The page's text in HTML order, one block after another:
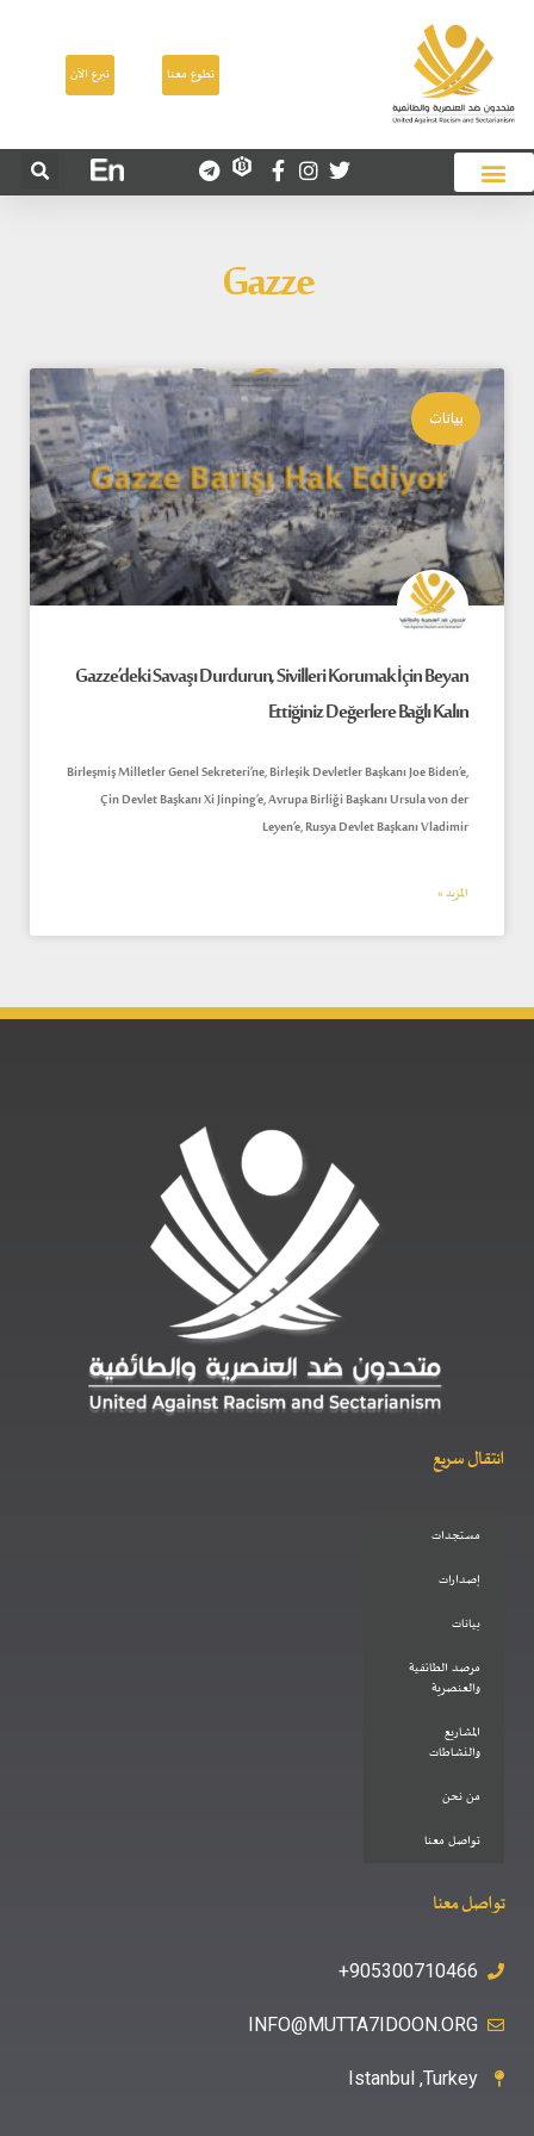
تطوع معنا تبرع الآن
Gazze
بيانات
Gazze’deki Savaşı Durdurun, Sivilleri Korumak İçin Beyan
Ettiğiniz Değerlere Bağlı Kalın
Birleşmiş Milletler Genel Sekreteri’ne, Birleşik Devletler Başkanı Joe Biden’e,
Çin Devlet Başkanı Xi Jinping’e, Avrupa Birliği Başkanı Ursula von der
Leyen’e, Rusya Devlet Başkanı Vladimir
المزيد »
انتقال سريع
مستجدات
إصدارات
بيانات
مرصد الطائفية
والعنصرية
المشاريع
والنشاطات
من نحن
تواصل معنا
تواصل معنا
905300710466+
INFO@MUTTA7IDOON.ORG
Istanbul ,Turkey